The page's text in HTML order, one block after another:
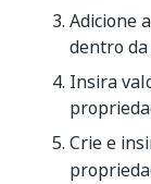
Adicione a
dentro
Insira
Crie e